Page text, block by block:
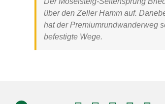
über den Zeller Hamm auf.
hat der Premiumrundwanderweg
befestigte Wege.